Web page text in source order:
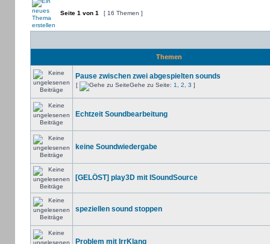
Seite 1 von 1 [ 16 Themen ]
Themen
Pause zwischen zwei abgespielten sounds
[ Gehe zu Seite: 1 2 3 ]
Echtzeit Soundbearbeitung
keine Soundwiedergabe
[GELÖST] play3D mit ISoundSource
speziellen sound stoppen
Problem mit IrrKlang